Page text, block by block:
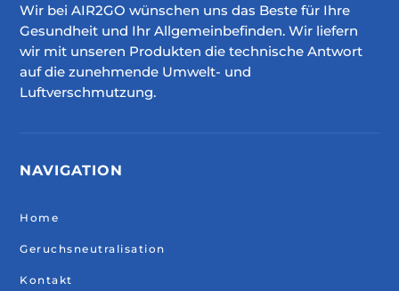
Wir bei AIR2GO wünschen uns das Beste für Ihre
Gesundheit und Ihr Allgemeinbefinden. Wir liefern
wir mit unseren Produkten die technische Antwort
auf die zunehmende Umwelt- und
Luftverschmutzung.
NAVIGATION
Home
Geruchsneutralisation
Kontakt